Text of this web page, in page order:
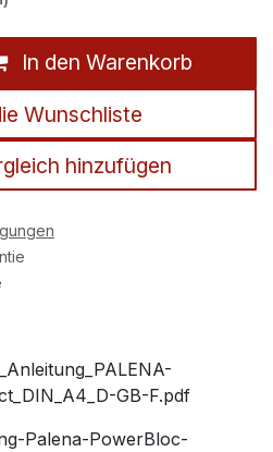
In den Warenkorb
hinzufügen
Wunschliste
GB-F.pdf
Palena-PowerBloc-